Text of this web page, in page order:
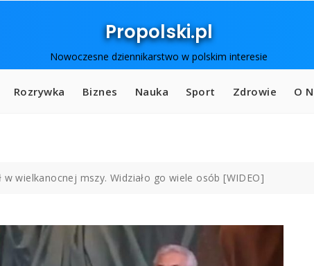
Propolski.pl
Nowoczesne dziennikarstwo w polskim interesie
Rozrywka Biznes Nauka Sport Zdrowie O
w wielkanocnej mszy. Widziało go wiele osób [WIDEO]